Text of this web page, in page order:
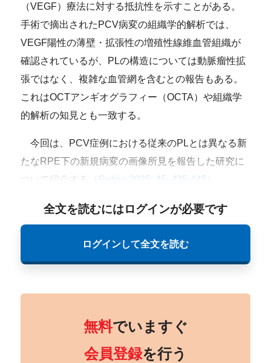
（VEGF）療法に対する抵抗性を示すことがある。
手術で摘出されたPCV病変の組織学的解析では、
VEGF陽性の薄壁・拡張性の増殖性線維血管組織が
確認されているが、PLの構造については動脈瘤性拡
張ではなく、複雑な血管網を含むとの報告もある。
これはOCTアンギオグラフィー（OCTA）や組織学
的解析の知見とも一致する。
今回は、PCV症例における従来のPLとは異なる新
たなRPE下の新規病変の画像所見を報告した研究に
ついて紹介する（ Retina 2025; 45: 435-445
全文を読むにはログインが必要です
ログインして全文を読む
無料でいますぐ
会員登録を行う